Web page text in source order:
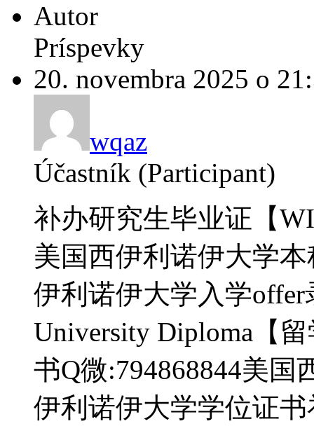
Autor
Príspevky
20. novembra 2025 o
wqaz
Účastník (Participant)
补办研究生毕业证【
美国西伊利诺伊大学
伊利诺伊大学入学offer
University Diploma【
书Q微:794868844美
伊利诺伊大学学位证书